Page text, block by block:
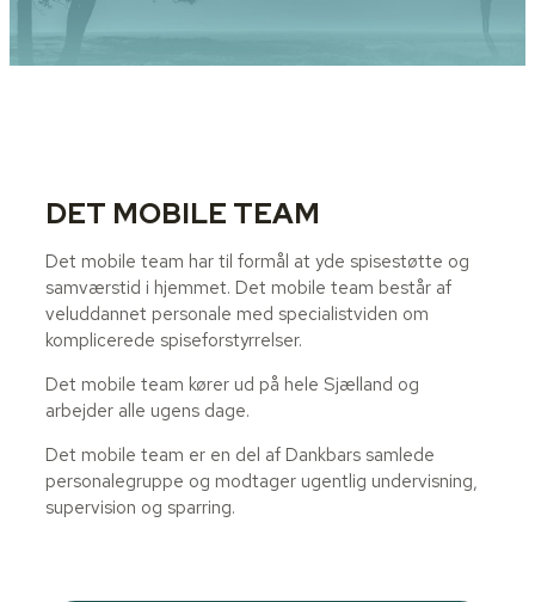
DET MOBILE TEAM
Det mobile team har til formål at yde spisestøtte og
samværstid i hjemmet. Det mobile team består af
veluddannet personale med specialistviden om
komplicerede spiseforstyrrelser.
Det mobile team kører ud på hele Sjælland og
arbejder alle ugens dage.
Det mobile team er en del af Dankbars samlede
personalegruppe og modtager ugentlig undervisning,
supervision og sparring.